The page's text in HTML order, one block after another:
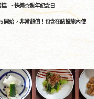
糕 ~快樂☆週年紀念日
開始，非常超值！包含在該設施內使